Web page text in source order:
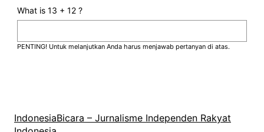
What is 13 + 12 ?
PENTING! Untuk melanjutkan Anda harus menjawab pertanyan di atas.
IndonesiaBicara – Jurnalisme Independen Rakyat